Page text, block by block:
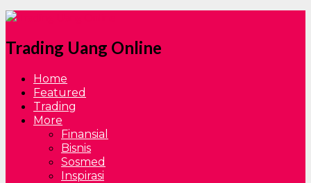
Trading Uang Online
Home
Featured
Trading
More
Finansial
Bisnis
Sosmed
Inspirasi